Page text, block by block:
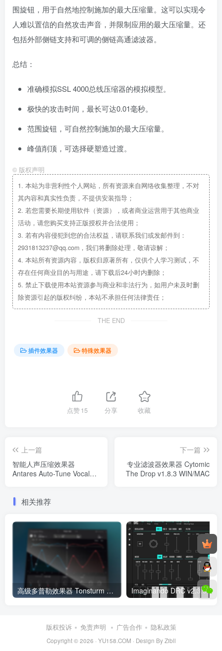
围旋钮，用于自然地控制施加的最大压缩量。这可以实现令
人难以置信的自然攻击声音，并限制应用的最大压缩量。还
包括外部侧链支持和可调的侧链高通滤波器。
总结：
准确模拟SSL 4000总线压缩器的模拟模型。
极快的攻击时间，最长可达0.01毫秒。
范围旋钮，可自然控制施加的最大压缩量。
峰值削顶，可选择硬塑造过渡。
© 版权声明
1. 本站为非营利性个人网站，所有资源来自网络收集整理，不对
其内容和真实性负责，不提供安装指导；
2. 若您需要长期使用软件（资源），或者商业运营用于其他商业
活动，请您购买支持正版授权并合法使用；
3. 若有内容侵犯到您的合法权益，请联系我们或发邮件到：
2931813237@qq.com，我们将删除处理，敬请谅解；
4. 本站所有资源内容，版权归原著所有，仅供个人学习测试，不
存在任何商业目的与用途，请下载后24小时内删除；
5. 禁止下载使用本站资源参与商业和非法行为，如用户未及时删
除资源引起的版权纠纷，本站不承担任何法律责任；
THE END
插件效果器 特殊效果器
点赞15 分享 收藏
上一篇
智能人声压缩效果器
Antares Auto-Tune Vocal
下一篇
专业滤波器效果器 Cytomic
The Drop v1.8.3 WIN/MAC
相关推荐
高级多普勒效果器 Tonsturm DopplerPro v1.0.0 WiN
版权投诉 免责声明 广告合作 隐私政策
Copyright © 2026 · YU158.COM · Design By Zibll